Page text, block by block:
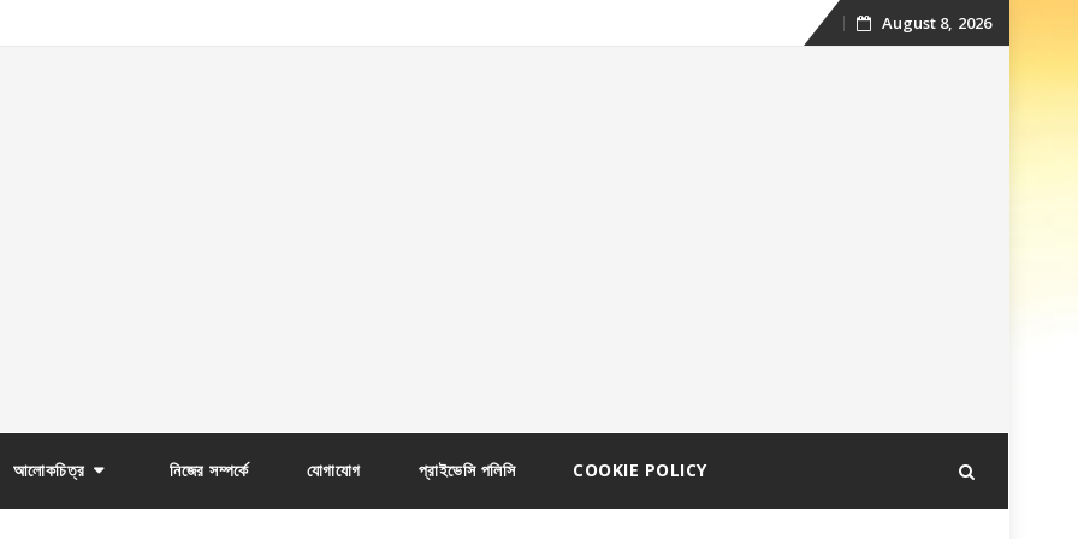
Skip
August 8, 2026
আলোকচিত্র নিজের সম্পর্কে যোগাযোগ প্রাইভেসি পলিসি COOKIE POLICY